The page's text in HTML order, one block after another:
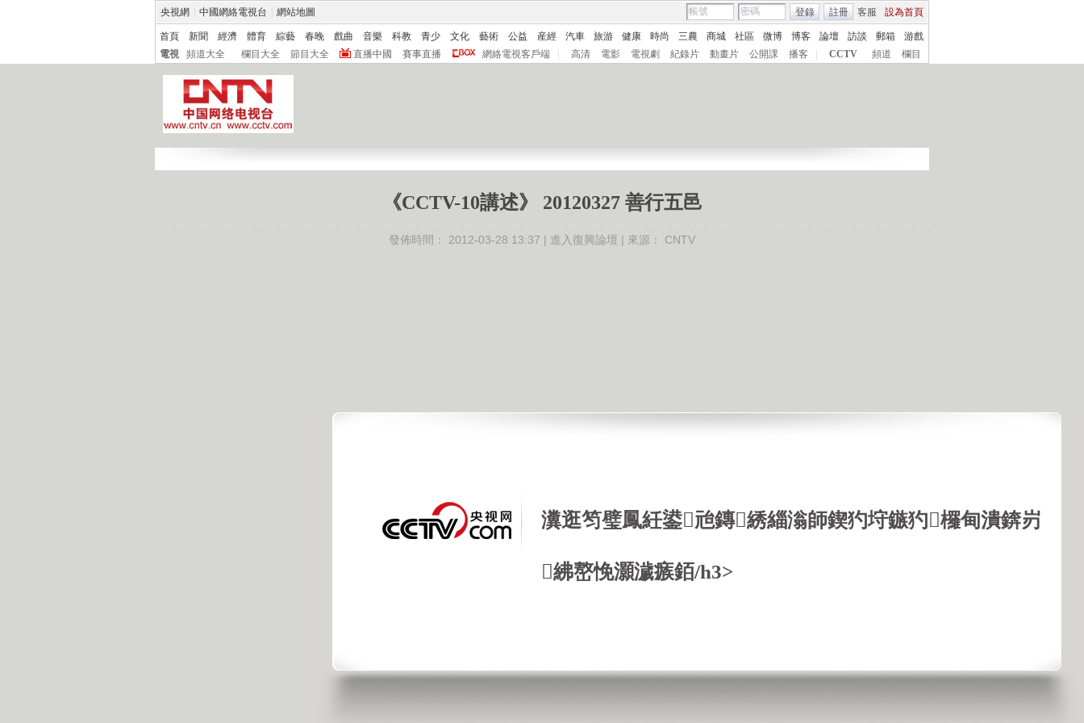
央視網 中國網絡電視台 網站地圖 客服 設為首頁
登錄 註冊
首頁 新聞 經濟 體育 綜藝 春晚 戲曲 音樂 科教 青少 文化 藝術 公益 産經 汽車 旅游 健康 時尚 三農 商城 社區 微博 博客 論壇 訪談 郵箱
游戲
電視
頻道大全 欄目大全 節目大全 直播中國 賽事直播 網絡電視客戶端 高清 電影 電視劇 紀錄片 動畫片 公開課 播客 CCTV 頻道 欄目
瀵逛笉璧鳳紝鍙兘鏄綉緇滃師鍥犳垨鏃犳欏甸潰錛岃
紼嶅悗灝濊瘯銆/h3>
《CCTV-10講述》 20120327 善行五邑
發佈時間： 2012-03-28 13:37 | 進入復興論壇 | 來源： CNTV